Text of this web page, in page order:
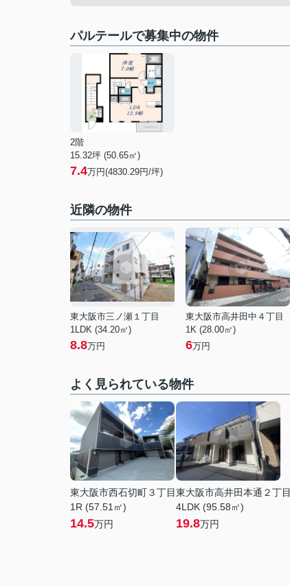
パルテールで募集中の物件
2階
15.32坪 (50.65㎡)
7.4万円(4830.29円/坪)
近隣の物件
東大阪市三ノ瀬１丁目
1LDK (34.20㎡)
8.8万円
東大阪市高井田中４丁目
1K (28.00㎡)
6万円
よく見られている物件
東大阪市西石切町３丁目
1R (57.51㎡)
14.5万円
東大阪市高井田本通２丁目
4LDK (95.58㎡)
19.8万円